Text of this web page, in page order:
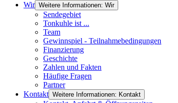
Wir Weitere Informationen: Wir
Sendegebiet
Tonkuhle ist ...
Team
Gewinnspiel - Teilnahmebedingungen
Finanzierung
Geschichte
Zahlen und Fakten
Häufige Fragen
Partner
Kontakt Weitere Informationen: Kontakt